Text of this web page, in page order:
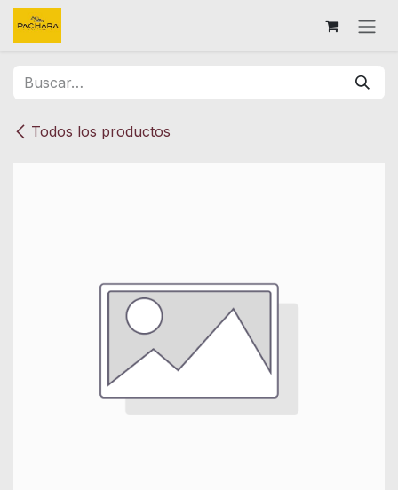
Ir al contenido
Todos los productos